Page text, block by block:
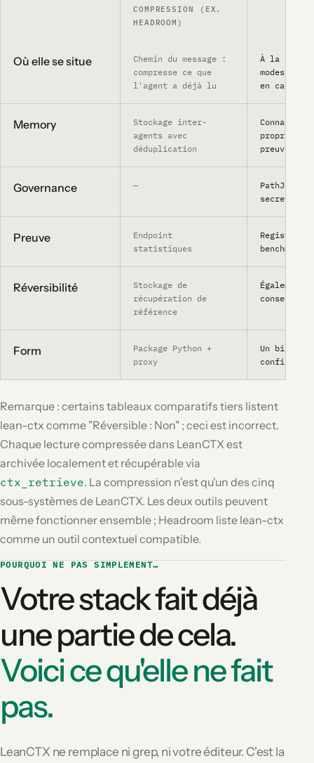
COMPRESSION (EX.
HEADROOM)
Où elle se situe
Chemin du message :
compresse ce que
l'agent a déjà lu
À la
modes,
en cache
Memory
Stockage inter-
agents avec
déduplication
preuves
Governance —
PathJail,
secrets,
Preuve
Endpoint
statistiques
Registre
benchmark
Réversibilité
Stockage de
récupération de
référence
conservé
Form
Package Python +
proxy
Un
Remarque : certains tableaux comparatifs tiers listent
lean-ctx comme "Réversible : Non" ; ceci est incorrect.
Chaque lecture compressée dans LeanCTX est
archivée localement et récupérable via
ctx_retrieve. La compression n'est qu'un des cinq
sous-systèmes de LeanCTX. Les deux outils peuvent
même fonctionner ensemble ; Headroom liste lean-ctx
comme un outil contextuel compatible.
POURQUOI NE PAS SIMPLEMENT…
Votre stack fait déjà
une partie de cela.
Voici ce qu'elle ne fait
pas.
LeanCTX ne remplace ni grep, ni votre éditeur. C'est la